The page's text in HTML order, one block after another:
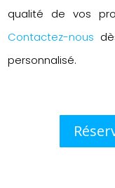
qualité de vos
Contactez-nous
personnalisé.